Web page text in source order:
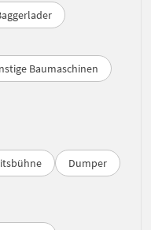
Baumaschinen
Dumper